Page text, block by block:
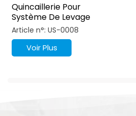
Quincaillerie Pour
Système De Levage
D'armoire Réglable En
Hauteur
Article n°: US-0008
Voir Plus